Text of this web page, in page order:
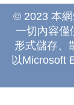
© 2023 本網
一切內容僅
形式儲存、
以Microsoft